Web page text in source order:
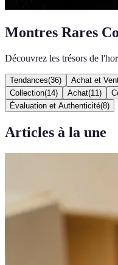
Montres Rares
Découvrez les trésors de
Tendances(36) Achat et
Collection(14) Achat(11 )
Évaluation et Authenticité(8)
Articles à la une